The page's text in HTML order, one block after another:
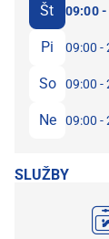
Št 09:00
Pi 09:00 -
So 09:00 -
Ne 09:00 -
SLUŽBY